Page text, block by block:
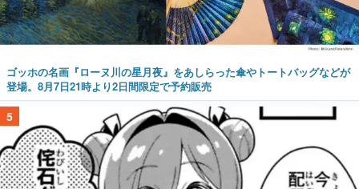
ゴッホの名画『ローヌ川の星月夜』をあしらった傘やトートバッグなどが
登場。8月7日21時より2日間限定で予約販売
5